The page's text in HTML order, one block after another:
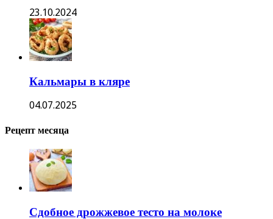
23.10.2024
Кальмары в кляре
04.07.2025
Рецепт месяца
Сдобное дрожжевое тесто на молоке